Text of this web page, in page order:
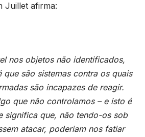
Juillet afirma:
nos objetos não identificados,
que são sistemas contra os quais
são incapazes de reagir.
que não controlamos – e isto é
significa que, não tendo-os sob
atacar, poderiam nos fatiar